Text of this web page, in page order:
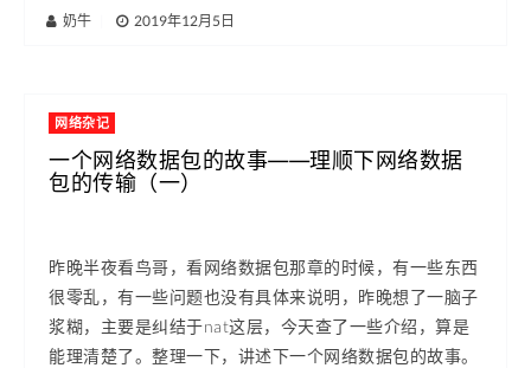
奶牛 2019年12月5日
网络杂记
一个网络数据包的故事——理顺下网络数据
包的传输（一）
昨晚半夜看鸟哥，看网络数据包那章的时候，有一些东西
很零乱，有一些问题也没有具体来说明，昨晚想了一脑子
浆糊，主要是纠结于nat这层，今天查了一些介绍，算是
能理清楚了。整理一下，讲述下一个网络数据包的故事。